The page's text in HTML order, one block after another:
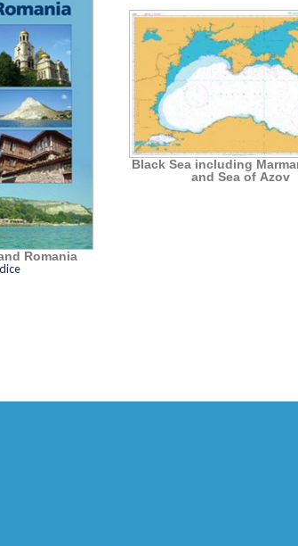
Romania
Black Sea including
and Sea of Azov